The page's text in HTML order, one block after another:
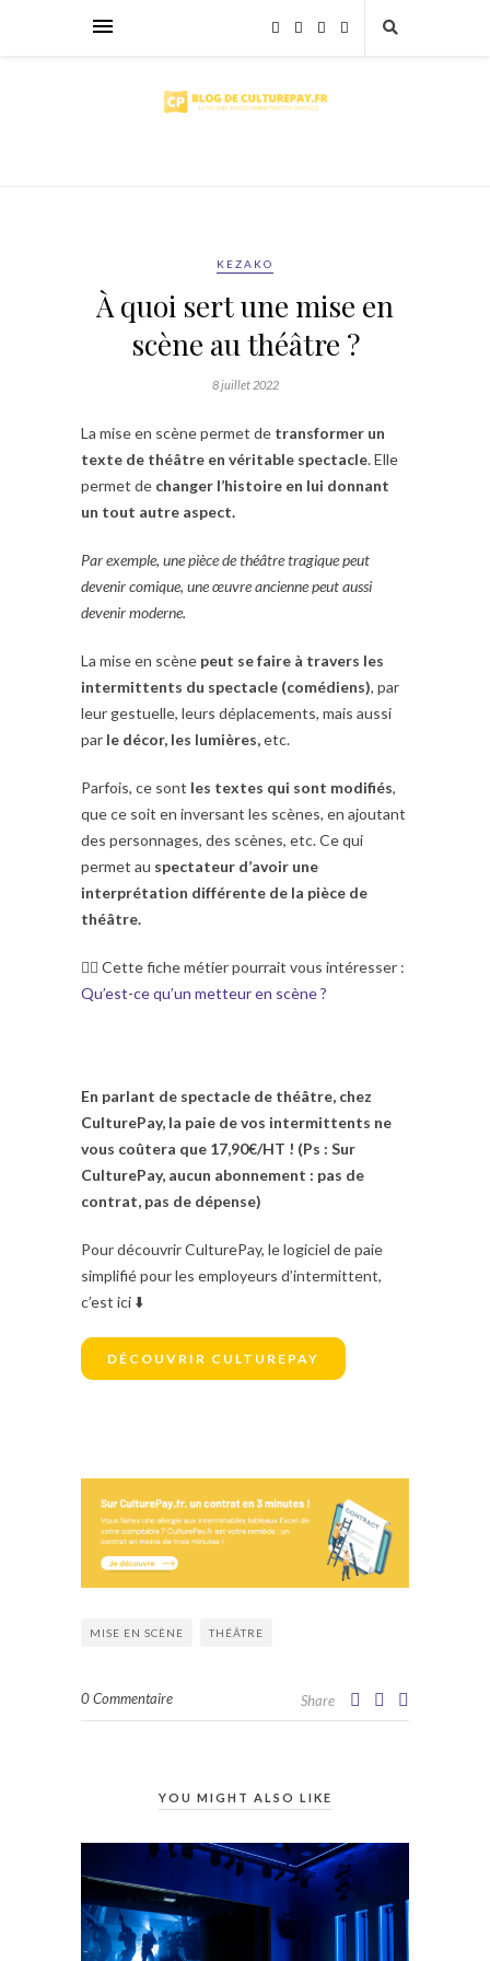
KEZAKO
À quoi sert une mise en
scène au théâtre ?
8 juillet 2022
La mise en scène permet de transformer un
texte de théâtre en véritable spectacle. Elle
permet de changer l’histoire en lui donnant
un tout autre aspect.
Par exemple, une pièce de théâtre tragique peut
devenir comique, une œuvre ancienne peut aussi
devenir moderne.
La mise en scène peut se faire à travers les
intermittents du spectacle (comédiens), par
leur gestuelle, leurs déplacements, mais aussi
par le décor, les lumières,etc.
Parfois, ce sont les textes qui sont modifiés,
que ce soit en inversant les scènes, en ajoutant
des personnages, des scènes, etc. Ce qui
permet au spectateur d’avoir une
interprétation différente de la pièce de
théâtre.
👉🏼 Cette fiche métier pourrait vous intéresser :
Qu’est-ce qu’un metteur en scène ?
En parlant de spectacle de théâtre, chez
CulturePay, la paie de vos intermittents ne
vous coûtera que 17,90€/HT ! (Ps : Sur
CulturePay, aucun abonnement : pas de
contrat, pas de dépense)
Pour découvrir CulturePay, le logiciel de paie
simplifié pour les employeurs d’intermittent,
c’est ici ⬇️
DÉCOUVRIR CULTUREPAY
MISE EN SCÈNE THÉÂTRE
0 Commentaire Share
YOU MIGHT ALSO LIKE